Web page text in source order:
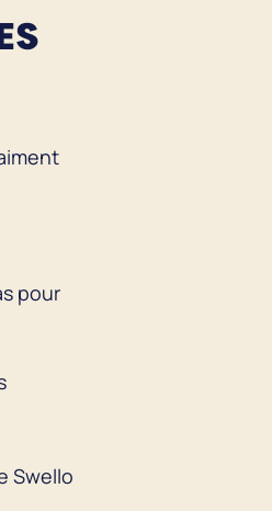
pour
Swello